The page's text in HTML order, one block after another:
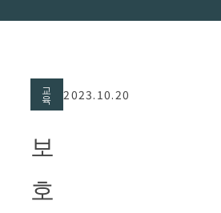
교
육 2023.10.20
보
호